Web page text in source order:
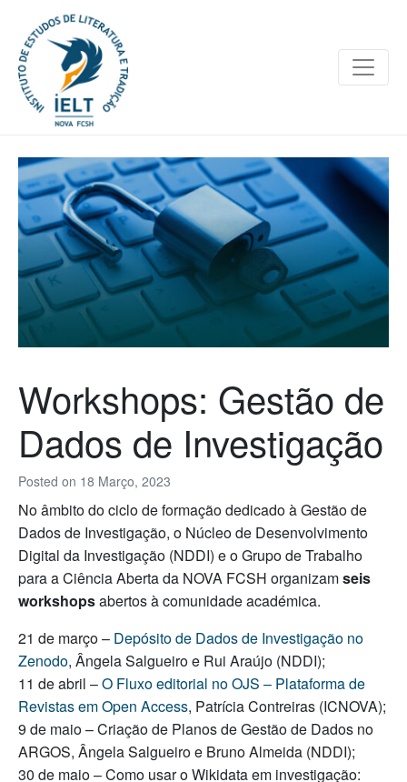
Posted on 18 Março, 2023
Workshops: Gestão de
Dados de Investigação
No âmbito do ciclo de formação dedicado à Gestão de
Dados de Investigação, o Núcleo de Desenvolvimento
Digital da Investigação (NDDI) e o Grupo de Trabalho
para a Ciência Aberta da NOVA FCSH organizamseis
workshopsabertos à comunidade académica.
21 de março – Depósito de Dados de Investigação no
Zenodo, Ângela Salgueiro e Rui Araújo (NDDI);
11 de abril –O Fluxo editorial no OJS – Plataforma de
Revistas em Open Access, Patrícia Contreiras (ICNOVA);
9 de maio – Criação de Planos de Gestão de Dados no
ARGOS, Ângela Salgueiro e Bruno Almeida (NDDI);
30 de maio – Como usar o Wikidata em investigação: